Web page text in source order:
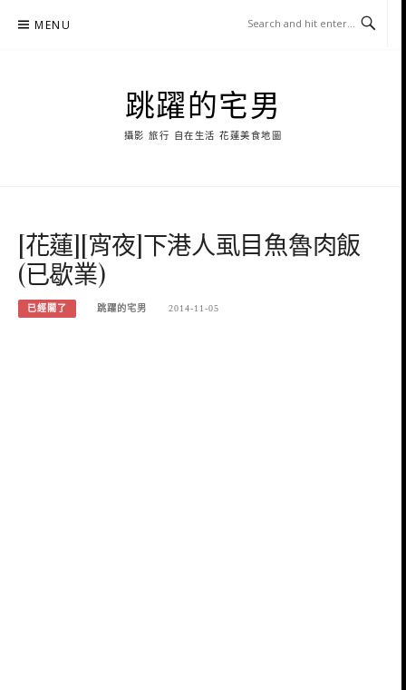
MENU
跳躍的宅男
攝影 旅行 自在生活 花蓮美食地圖
[花蓮][宵夜]下港人虱目魚魯肉飯
(已歇業)
已經關了 跳躍的宅男 2014-11-05